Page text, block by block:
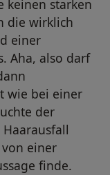
keinen starken
die wirklich
einer
Aha, also darf
wie bei einer
der
einer
finde.